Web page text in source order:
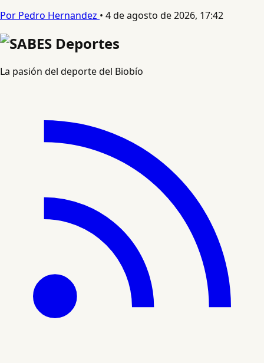
Por Pedro Hernandez • 4 de agosto de 2026, 17:42
La pasión del deporte del Biobío